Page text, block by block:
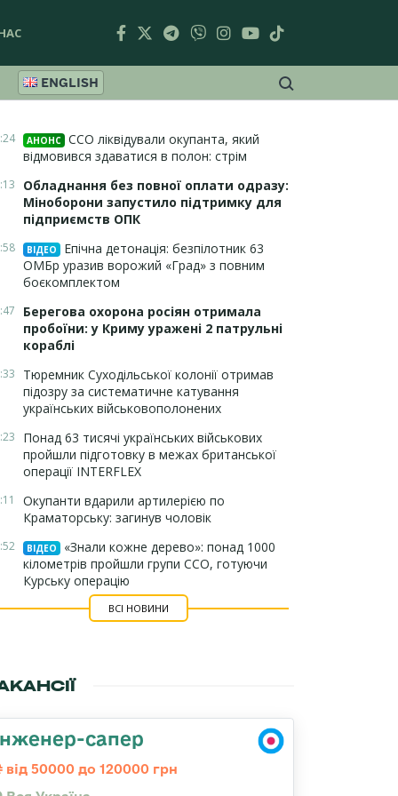
ENGLISH
АНОНС ССО ліквідували окупанта, який
відмовився здаватися в полон: стрім
Обладнання без повної оплати одразу:
Міноборони запустило підтримку для
підприємств ОПК
ВІДЕО
Епічна детонація: безпілотник 63
ОМБр уразив ворожий «Град» з повним
боєкомплектом
Берегова охорона росіян отримала
пробоїни: у Криму уражені 2 патрульні
кораблі
Тюремник Суходільської колонії отримав
підозру за систематичне катування
українських військовополонених
Понад 63 тисячі українських військових
пройшли підготовку в межах британської
операції INTERFLEX
Окупанти вдарили артилерією по
Краматорську: загинув чоловік
ВІДЕО
«Знали кожне дерево»: понад 1000
кілометрів пройшли групи ССО, готуючи
Курську операцію
ВСІ НОВИНИ
сапер
від 50000 до 120000 грн